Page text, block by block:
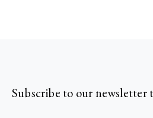
Subscribe to our newsletter